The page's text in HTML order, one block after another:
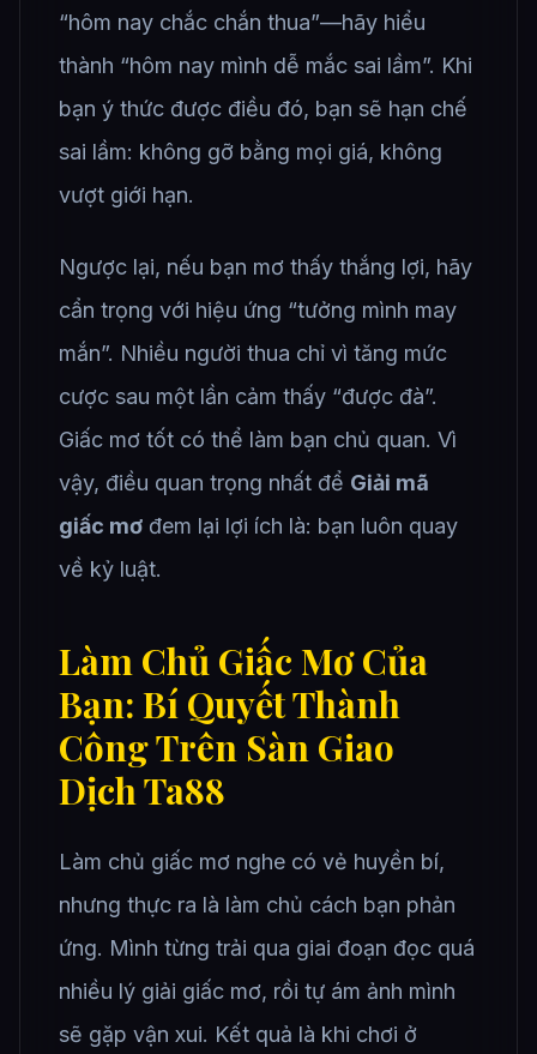
“hôm nay chắc chắn thua”—hãy hiểu
thành “hôm nay mình dễ mắc sai lầm”. Khi
bạn ý thức được điều đó, bạn sẽ hạn chế
sai lầm: không gỡ bằng mọi giá, không
vượt giới hạn.
Ngược lại, nếu bạn mơ thấy thắng lợi, hãy
cẩn trọng với hiệu ứng “tưởng mình may
mắn”. Nhiều người thua chỉ vì tăng mức
cược sau một lần cảm thấy “được đà”.
Giấc mơ tốt có thể làm bạn chủ quan. Vì
vậy, điều quan trọng nhất để Giải mã
giấc mơ đem lại lợi ích là: bạn luôn quay
về kỷ luật.
Làm Chủ Giấc Mơ Của
Bạn: Bí Quyết Thành
Công Trên Sàn Giao
Dịch Ta88
Làm chủ giấc mơ nghe có vẻ huyền bí,
nhưng thực ra là làm chủ cách bạn phản
ứng. Mình từng trải qua giai đoạn đọc quá
nhiều lý giải giấc mơ, rồi tự ám ảnh mình
sẽ gặp vận xui. Kết quả là khi chơi ở